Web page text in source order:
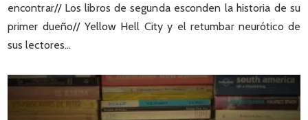
encontrar// Los libros de segunda esconden la historia de su
primer dueño// Yellow Hell City y el retumbar neurótico de
sus lectores…